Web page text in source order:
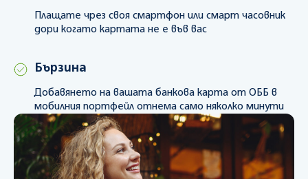
Плащате чрез своя смартфон или смарт часовник
дори когато картата не е във вас
Бързина
Добавянето на вашата банкова карта от ОББ в
мобилния портфейл отнема само няколко минути